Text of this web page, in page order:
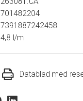
701482204
7391887242458
4,8 l/m
Datablad med